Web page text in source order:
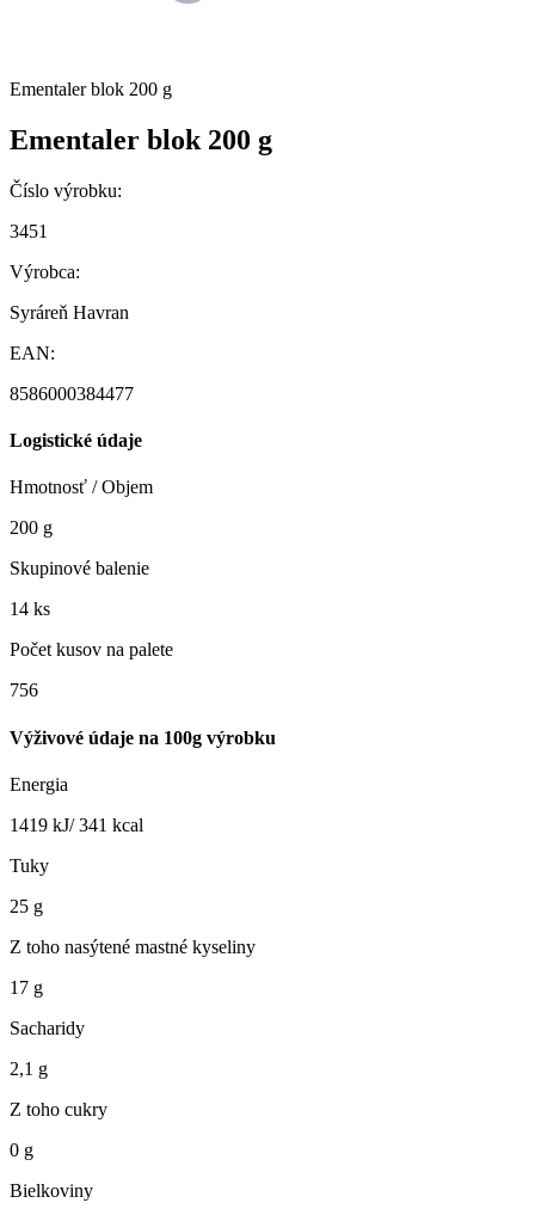
Ementaler blok 200 g
Ementaler blok 200 g
Číslo výrobku:
3451
Výrobca:
Syráreň Havran
EAN:
8586000384477
Logistické údaje
Hmotnosť / Objem
200 g
Skupinové balenie
14 ks
Počet kusov na palete
756
Výživové údaje na 100g výrobku
Energia
1419 kJ/ 341 kcal
Tuky
25 g
Z toho nasýtené mastné kyseliny
17 g
Sacharidy
2,1 g
Z toho cukry
0 g
Bielkoviny